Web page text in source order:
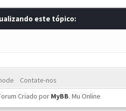
este tópico:
Contate-nos
Criado por MyBB.Mu Online